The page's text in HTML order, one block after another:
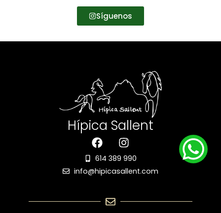
Síguenos
Hípica Sallent
614 389 990
info@hipicasallent.com